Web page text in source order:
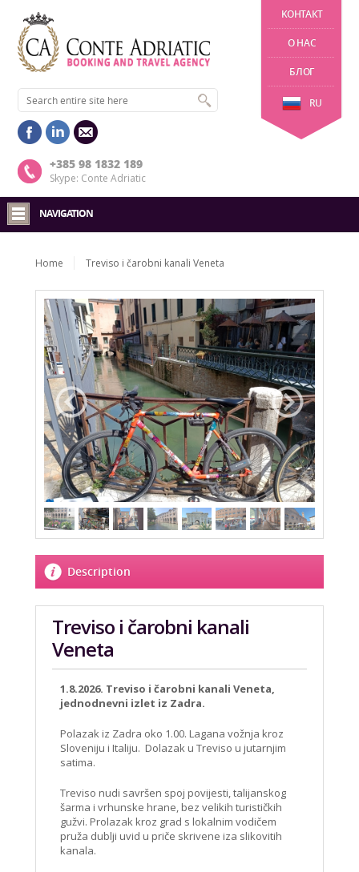
KОНТАКТ
О НАС
БЛОГ
RU
+385 98 1832 189
Skype: Conte Adriatic
NAVIGATION
Home Treviso i čarobni kanali Veneta
Description
Treviso i čarobni kanali
Veneta
1.8.2026. Treviso i čarobni kanali Veneta,
jednodnevni izlet iz Zadra.
Polazak iz Zadra oko 1.00. Lagana vožnja kroz
Sloveniju i Italiju. Dolazak u Treviso u jutarnjim
satima.
Treviso nudi savršen spoj povijesti, talijanskog
šarma i vrhunske hrane, bez velikih turističkih
gužvi. Prolazak kroz grad s lokalnim vodičem
pruža dublji uvid u priče skrivene iza slikovitih
kanala.